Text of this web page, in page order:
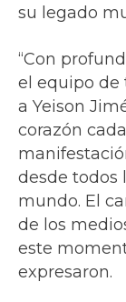
su legado
“Con
el equipo de
a Yeison
corazón
desde todos
mundo. El
de los
este
expresaron.